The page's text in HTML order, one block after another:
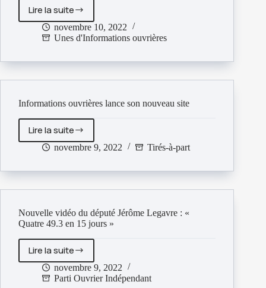
Lire la suiteInformations
ouvrières
n°731
novembre 10, 2022
Unes d'Informations ouvrières
Informations ouvrières lance son nouveau site
Lire la suiteInformations
ouvrières
son
novembre 9, 2022 Tirés-à-part
Nouvelle vidéo du député Jérôme Legavre : «
Quatre 49.3 en 15 jours »
Lire la suite
Nouvelle
vidéo
du
novembre 9, 2022
Parti Ouvrier Indépendant